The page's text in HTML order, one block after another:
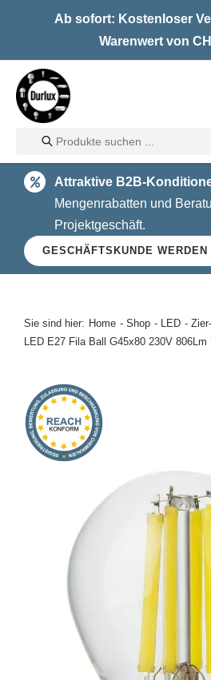
Ab sofort: Kostenloser
Warenwert von
Home
LED
Halogen
Glühlampen
Kontakt
Onlineshop
Products
search
Attraktive B2B-
Mengenrabatten und
Projektgeschäft.
GESCHÄFTSKUNDE WERDEN
Sie sind hier: Home Shop LED
LED E27 Fila Ball G45x80 230V 806Lm